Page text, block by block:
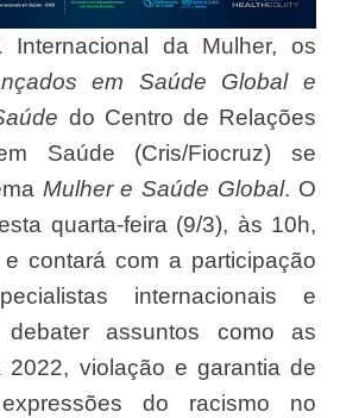
Internacional da Mulher, os
em Saúde Global e
do Centro de Relações
Saúde (Cris/Fiocruz) se
Mulher e Saúde Global. O
quarta-feira (9/3), às 10h,
contará com a participação
internacionais e
debater assuntos como as
2022, violação e garantia de
do racismo no